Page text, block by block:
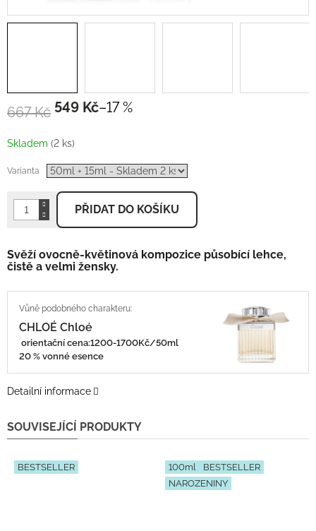
667 Kč –17 %
549 KčMěrná
Skladem (2 ks)
Varianta
PŘIDAT DO KOŠÍKU
Svěží ovocně-květinová kompozice působící lehce,
čistě a velmi žensky.
CHLOÉ Chloé
orientační cena:1200-1700Kč/50ml
20 % vonné esence
Detailní informace
SOUVISEJÍCÍ PRODUKTY
BESTSELLER 100ml
BESTSELLER
NAROZENINY